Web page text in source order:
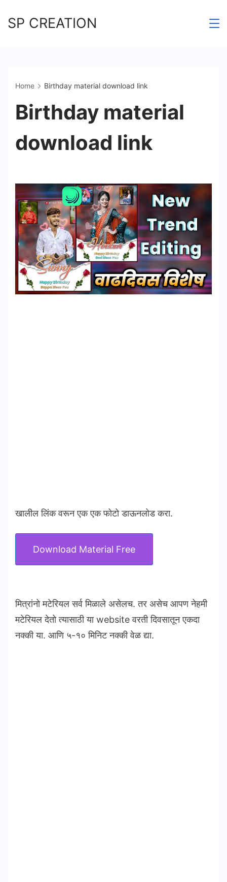
toSP CREATION
Home Birthday material download link
Birthday material
download link
खालील लिंक वरून एक एक फोटो डाऊनलोड करा.
Download Material Free
मित्रांनो मटेरियल सर्व मिळाले असेलच. तर असेच आपण नेहमी
मटेरियल देतो त्यासाठी या website वरती दिवसातून एकदा
नक्की या. आणि ५-१० मिनिट नक्की वेळ द्या.